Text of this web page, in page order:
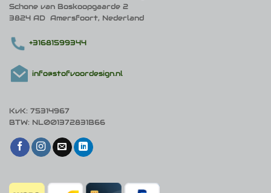
Schone van Boskoopgaarde 2
3824 AD Amersfoort, Nederland
+31681599344
info@stofvoordesign.nl
KvK: 75314967
BTW: NL001372831B66